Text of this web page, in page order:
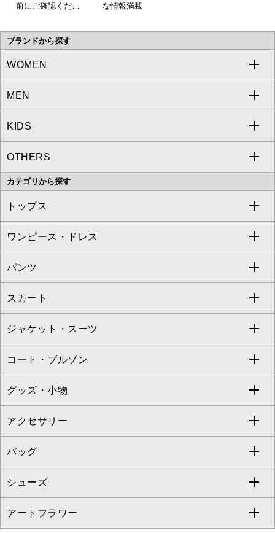
前にご確認くださ
な情報満載
ブランドから探す
WOMEN
a.v.v
MICHEL KLEIN
MK MICHEL KLEIN
OFUON le MK
MEN
a.v.v
MICHEL KLEIN HOMME
MK MICHEL KLEIN HOMME
KIDS
a.v.v
OTHERS
MK MICHEL KLEIN BAG
カテゴリから探す
トップス
すべてのトップス
カットソー・Tシャツ
ブラウス・シャツ
ニット・セーター
カーディガン
アンサンブルセット
ベスト・ジレ
パーカー
タンクトップ・キャミソール
スウェット・ジャージー
ワンピース・ドレス
すべてのワンピース・ドレス
ワンピース
ドレス
チュニック
ジャンパースカート
その他のワンピース・ドレス
パンツ
すべてのパンツ
フルレングスパンツ
クロップド・半端丈パンツ
ガウチョ・ワイドパンツ
ハーフ・ショート丈パンツ
サロペット・オールインワン
その他のパンツ
スカート
すべてのスカート
ロング・マキシ丈スカート
ひざ丈スカート
ミモレ丈スカート
ショート・ミニ丈スカート
その他のスカート
ジャケット・スーツ
すべてのジャケット・スーツ
テーラードジャケット
ノーカラージャケット
セットアップ
セットアップジャケット
セットアップパンツ
コート・ブルゾン
すべてのコート・ブルゾン
トレンチコート
ピーコート
ダッフルコート
チェスターコート
グッズ・小物
すべてのグッズ・小物
マスク
ストール・マフラー・スヌード
ベルト・サスペンダー
アクセサリー
すべてのアクセサリー
ネックレス
ピアス・イヤリング
バッグ
すべてのバッグ
トートバッグ
シューズ
すべてのシューズ
アートフラワー